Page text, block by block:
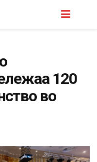
120
во